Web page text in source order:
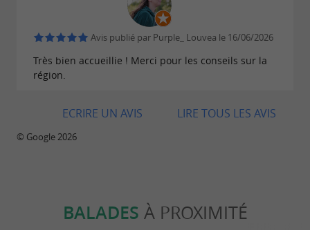
Avis publié par Purple_ Louvea le 16/06/2026
Très bien accueillie ! Merci pour les conseils sur la
région.
LIRE TOUS LES AVIS
ECRIRE UN AVIS
© Google 2026
BALADES À PROXIMITÉ